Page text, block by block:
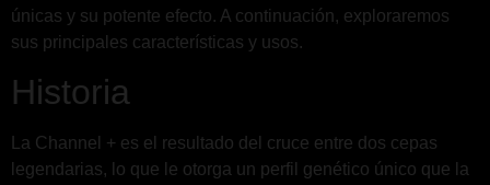
únicas y su potente efecto. A continuación, exploraremos
sus principales características y usos.
Historia
La Channel + es el resultado del cruce entre dos cepas
legendarias, lo que le otorga un perfil genético único que la